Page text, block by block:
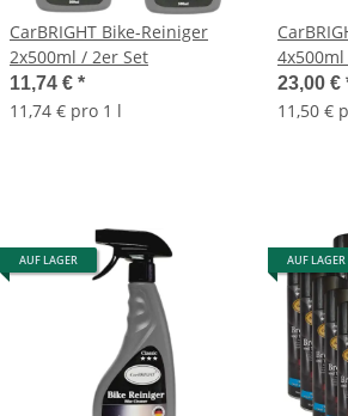
CarBRIGHT Bike-Reiniger
2x500ml / 2er Set
11,74 € *
11,74 € pro 1 l
23,00 €
11,50 €
AUF LAGER AUF LAGER